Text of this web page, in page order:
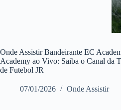
Onde Assistir Bandeirante EC
Academy ao Vivo: Saiba o Canal da
de Futebol JR
07/01/2026 Onde Assistir